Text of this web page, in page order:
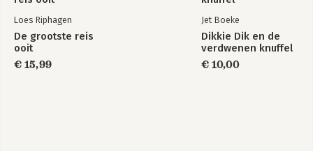
Loes Riphagen
De grootste reis
ooit
€ 15,99
Jet Boeke
Dikkie Dik en de
verdwenen knuffel
€ 10,00